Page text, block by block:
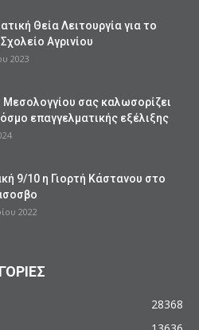
Θεία Λειτουργία για το
Αγρινίου
2023
Μεσολογγίου σας καλωσορίζει
επαγγελματικής εξέλιξης
9/10 η Γιορτή Κάστανου στο
2022
28368